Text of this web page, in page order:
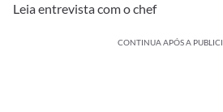
Leia entrevista com o chef
CONTINUA APÓS A